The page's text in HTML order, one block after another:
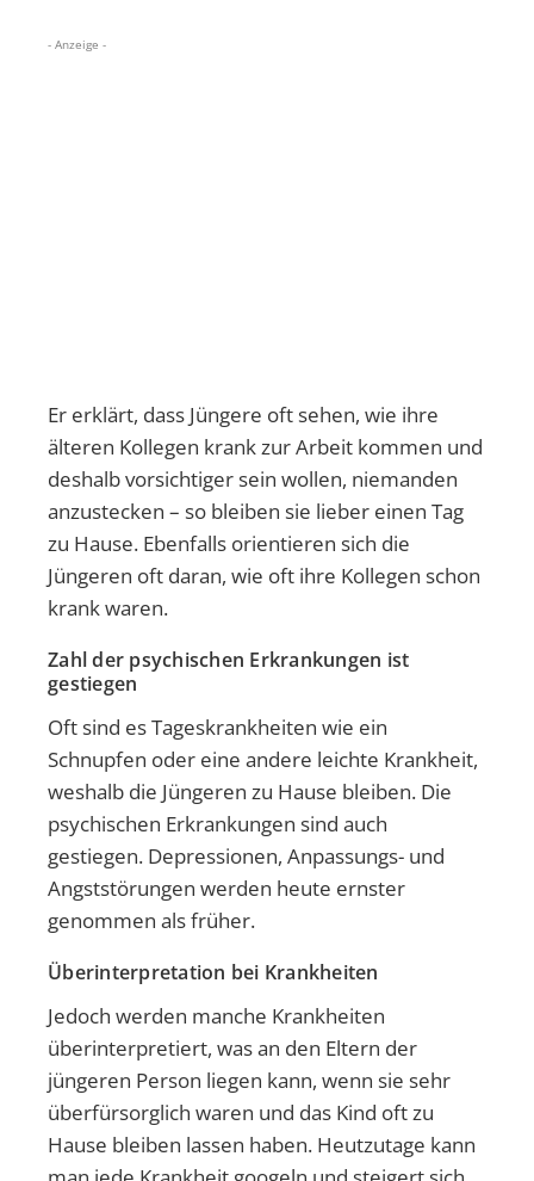
- Anzeige -
Er erklärt, dass Jüngere oft sehen, wie ihre
älteren Kollegen krank zur Arbeit kommen und
deshalb vorsichtiger sein wollen, niemanden
anzustecken – so bleiben sie lieber einen Tag
zu Hause. Ebenfalls orientieren sich die
Jüngeren oft daran, wie oft ihre Kollegen schon
krank waren.
Zahl der psychischen Erkrankungen ist
gestiegen
Oft sind es Tageskrankheiten wie ein
Schnupfen oder eine andere leichte Krankheit,
weshalb die Jüngeren zu Hause bleiben. Die
psychischen Erkrankungen sind auch
gestiegen. Depressionen, Anpassungs- und
Angststörungen werden heute ernster
genommen als früher.
Überinterpretation bei Krankheiten
Jedoch werden manche Krankheiten
überinterpretiert, was an den Eltern der
jüngeren Person liegen kann, wenn sie sehr
überfürsorglich waren und das Kind oft zu
Hause bleiben lassen haben. Heutzutage kann